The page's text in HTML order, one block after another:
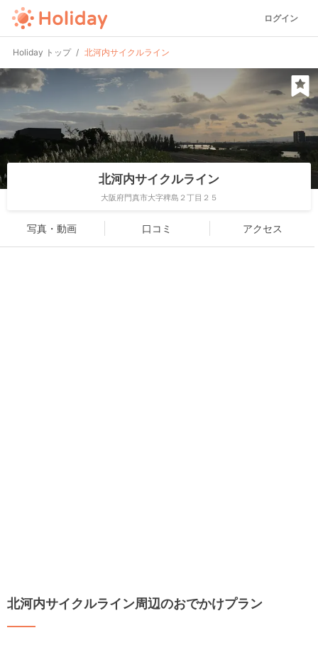
ログイン
Holiday トップ 北河内サイクルライン
北河内サイクルライン
大阪府門真市大字稗島２丁目２５
写真・動画 口コミ アクセス
北河内サイクルライン周辺のおでかけプラン